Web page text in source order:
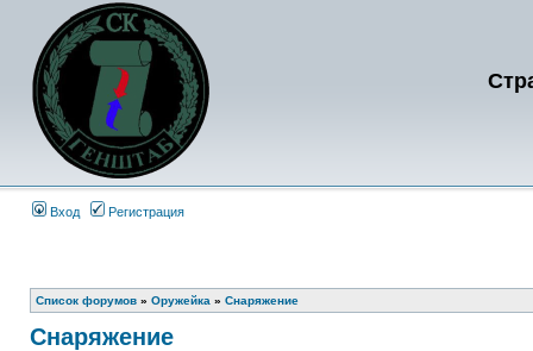
Вход Регистрация
Список форумов » Оружейка » Снаряжение
Снаряжение